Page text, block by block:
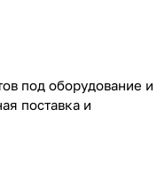
под оборудование и
поставка и